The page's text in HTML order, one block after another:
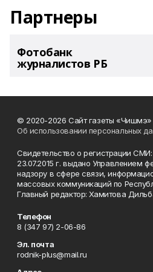
Партнеры
Фотобанк
журналистов РБ
© 2020-2026 Сайт газеты «Чишмэ»
Об использовании персональных
Свидетельство о регистрации
23.07.2015 г. выдано Управлением
надзору в сфере связи,
массовых коммуникаций по
Главный редактор: Хамитова
Телефон
8 (347 97) 2-06-86
Эл. почта
rodnik-plus@mail.ru